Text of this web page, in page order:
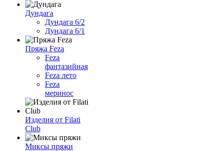
Дундага
Дундага 6/2
Дундага 6/1
Пряжа Feza
Feza
фантазийная
Feza лето
Feza
меринос
Изделия от Filati
Club
Миксы пряжи